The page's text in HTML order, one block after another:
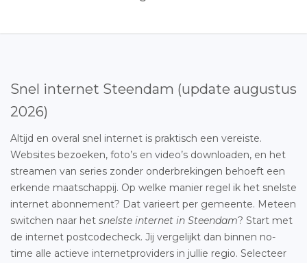
Snel internet Steendam (update augustus
2026)
Altijd en overal snel internet is praktisch een vereiste.
Websites bezoeken, foto’s en video’s downloaden, en het
streamen van series zonder onderbrekingen behoeft een
erkende maatschappij. Op welke manier regel ik het snelste
internet abonnement? Dat varieert per gemeente. Meteen
switchen naar het snelste internet in Steendam? Start met
de internet postcodecheck. Jij vergelijkt dan binnen no-
time alle actieve internetproviders in jullie regio. Selecteer